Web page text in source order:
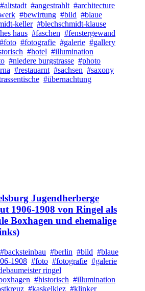
#altstadt #angestrahlt #architecture
#bewirtung #bild #blaue
keller #blechschmidt-klause
haus #faschen #fenstergewand
#foto #fotografie #galerie #gallery
#hotel #illumination
#niedere burgstrasse #photo
#restauarnt #sachsen #saxony
#übernachtung
Jugendherberge
1906-1908 von Ringel als
Boxhagen und ehemalige
#backsteinbau #berlin #bild #blaue
1908 #foto #fotografie #galerie
ringel
#historisch #illumination
#kaskelkiez #klinker